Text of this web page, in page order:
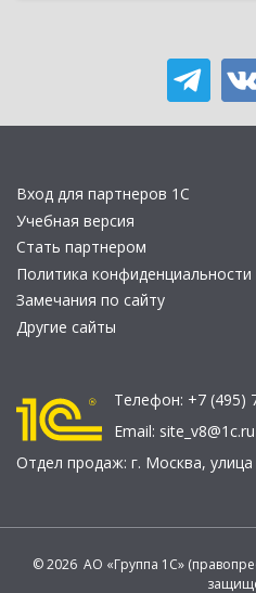
Вход для партнеров 1С
Учебная версия
Стать партнером
Политика конфиденциальности
Замечания по сайту
Другие сайты
Телефон: +7 (495)
Email: site_v8@1c.ru
Отдел продаж: г. Москва,
© 2026 АО «Группа 1С»